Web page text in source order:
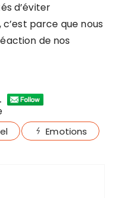
d’éviter
parce que nous
de nos
Emotions